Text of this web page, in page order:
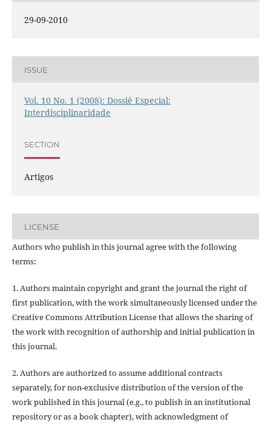
29-09-2010
ISSUE
Vol. 10 No. 1 (2008): Dossiê Especial:
Interdisciplinaridade
SECTION
Artigos
LICENSE
Authors who publish in this journal agree with the following
terms:
1. Authors maintain copyright and grant the journal the right of
first publication, with the work simultaneously licensed under the
Creative Commons Attribution License that allows the sharing of
the work with recognition of authorship and initial publication in
this journal.
2. Authors are authorized to assume additional contracts
separately, for non-exclusive distribution of the version of the
work published in this journal (e.g., to publish in an institutional
repository or as a book chapter), with acknowledgment of